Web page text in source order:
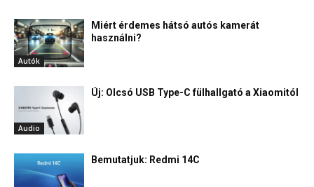
Autók
Miért érdemes hátsó autós kamerát
használni?
Audio
Új: Olcsó USB Type-C fülhallgató a Xiaomitól
Bemutatjuk: Redmi 14C